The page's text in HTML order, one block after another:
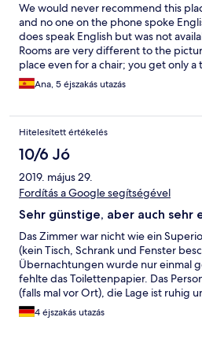
We would never recommend this
and no one on the phone spoke
does speak English but was not
Rooms are very different to the
place even for a chair; you get only
towel at all, and even in the "best
hang the towels. There are 16 rooms
broken swimmingpool. 3 First room
the bathroom, but we didnt take
room that was ok, but after 2 nights
WITHOUT OUR PERMISSION!!! to a
(see pictures, and what we found
on Saturday) 4 We had booked 5
upset when we found our things in a
to leave 2 nights before because
someone had taken all our things
Now the hotel wants to keep the full
Only hoteles.com has
compensated us. 8 We travell a lot
something like this!!
Ana, 5 éjszakás utazás
Hitelesített értékelés
10/6 Jó
2019. május 29.
Fordítás a Google segítségével
Sehr günstige, aber auch
Das Zimmer war nicht wie ein
(kein Tisch, Schrank und Fenster
Übernachtungen wurde nur einmal
fehlte das Toilettenpapier. Das
(falls mal vor Ort), die Lage ist ruhig
und Innenstadt entfernt, Geschäfte
aber in verschiedene Richtungen
4 éjszakás utazás